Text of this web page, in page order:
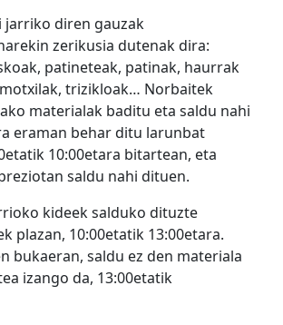
jarriko diren gauzak
zerikusia dutenak dira:
patineteak, patinak, haurrak
trizikloak… Norbaitek
materialak baditu eta saldu nahi
eraman behar ditu larunbat
10:00etara bitartean, eta
saldu nahi dituen.
kideek salduko dituzte
plazan, 10:00etatik 13:00etara.
bukaeran, saldu ez den materiala
izango da, 13:00etatik